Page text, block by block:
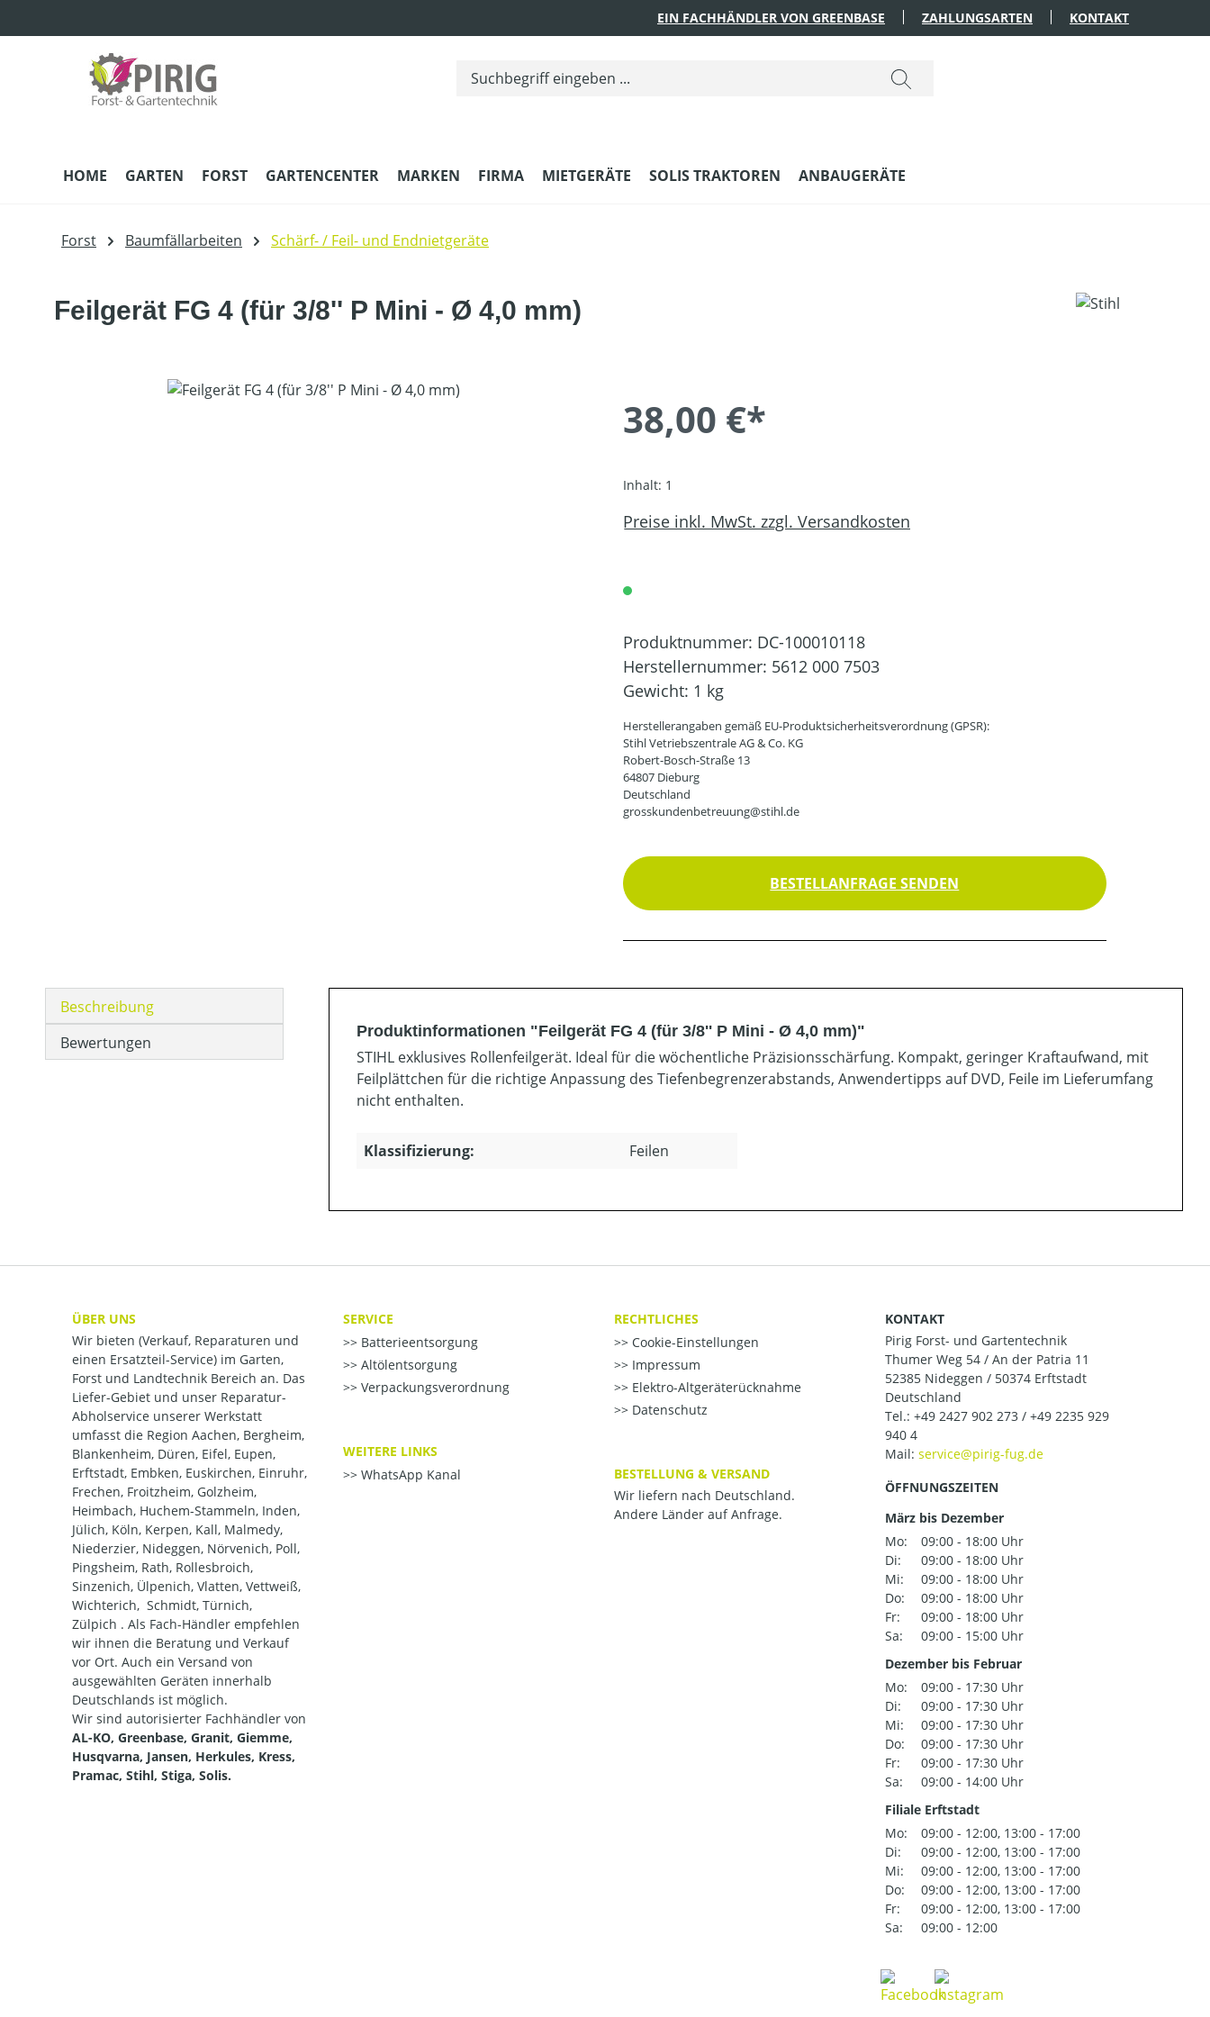
EIN FACHHÄNDLER VON GREENBASE ZAHLUNGSARTEN KONTAKT
HOME GARTEN FORST GARTENCENTER MARKEN FIRMA MIETGERÄTE SOLIS TRAKTOREN ANBAUGERÄTE
Forst Baumfällarbeiten Schärf- / Feil- und Endnietgeräte
Feilgerät FG 4 (für 3/8'' P Mini - Ø 4,0 mm)
Bildergalerie überspringen
38,00 €*
Inhalt: 1
Preise inkl. MwSt. zzgl. Versandkosten
Produktnummer: DC-100010118
Herstellernummer: 5612 000 7503
Gewicht: 1 kg
Herstellerangaben gemäß EU-Produktsicherheitsverordnung (GPSR):
Stihl Vetriebszentrale AG & Co. KG
Robert-Bosch-Straße 13
64807 Dieburg
Deutschland
grosskundenbetreuung@stihl.de
BESTELLANFRAGE SENDEN
Beschreibung
Bewertungen
Produktinformationen "Feilgerät FG 4 (für 3/8'' P Mini - Ø 4,0 mm)"
STIHL exklusives Rollenfeilgerät. Ideal für die wöchentliche Präzisionsschärfung. Kompakt, geringer Kraftaufwand, mit
Feilplättchen für die richtige Anpassung des Tiefenbegrenzerabstands, Anwendertipps auf DVD, Feile im Lieferumfang
nicht enthalten.
Klassifizierung: Feilen
ÜBER UNS
Wir bieten (Verkauf, Reparaturen und
einen Ersatzteil-Service) im Garten,
Forst und Landtechnik Bereich an. Das
Liefer-Gebiet und unser Reparatur-
Abholservice unserer Werkstatt
umfasst die Region Aachen, Bergheim,
Blankenheim, Düren, Eifel, Eupen,
Erftstadt, Embken, Euskirchen, Einruhr,
Frechen, Froitzheim, Golzheim,
Heimbach, Huchem-Stammeln, Inden,
Jülich, Köln, Kerpen, Kall, Malmedy,
Niederzier, Nideggen, Nörvenich, Poll,
Pingsheim, Rath, Rollesbroich,
Sinzenich, Ülpenich, Vlatten, Vettweiß,
Wichterich, Schmidt, Türnich,
Zülpich . Als Fach-Händler empfehlen
wir ihnen die Beratung und Verkauf
vor Ort. Auch ein Versand von
ausgewählten Geräten innerhalb
Deutschlands ist möglich.
Wir sind autorisierter Fachhändler von
AL-KO, Greenbase, Granit, Giemme,
Husqvarna, Jansen, Herkules, Kress,
Pramac, Stihl, Stiga, Solis.
SERVICE
Batterieentsorgung
Altölentsorgung
Verpackungsverordnung
WEITERE LINKS
WhatsApp Kanal
RECHTLICHES
Cookie-Einstellungen
Impressum
Elektro-Altgeräterücknahme
Datenschutz
BESTELLUNG & VERSAND
Wir liefern nach Deutschland.
Andere Länder auf Anfrage.
KONTAKT
Pirig Forst- und Gartentechnik
Thumer Weg 54 / An der Patria 11
52385 Nideggen / 50374 Erftstadt
Deutschland
Tel.: +49 2427 902 273 / +49 2235 929
940 4
Mail:
ÖFFNUNGSZEITEN
März bis Dezember
Mo:
09:00 - 18:00 Uhr
Di:
09:00 - 18:00 Uhr
Mi:
09:00 - 18:00 Uhr
Do:
09:00 - 18:00 Uhr
Fr:
09:00 - 18:00 Uhr
Sa:
09:00 - 15:00 Uhr
Dezember bis Februar
Mo:
09:00 - 17:30 Uhr
Di:
09:00 - 17:30 Uhr
Mi:
09:00 - 17:30 Uhr
Do:
09:00 - 17:30 Uhr
Fr:
09:00 - 17:30 Uhr
Sa:
09:00 - 14:00 Uhr
Filiale Erftstadt
Mo:
09:00 - 12:00, 13:00 - 17:00
Di:
09:00 - 12:00, 13:00 - 17:00
Mi:
09:00 - 12:00, 13:00 - 17:00
Do:
09:00 - 12:00, 13:00 - 17:00
Fr:
09:00 - 12:00, 13:00 - 17:00
Sa:
09:00 - 12:00